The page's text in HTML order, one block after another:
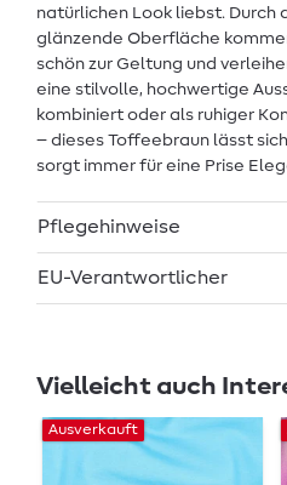
natürlichen Look liebst. Durch
glänzende Oberfläche
schön zur Geltung und
eine stilvolle, hochwertige
kombiniert oder als ruhiger
– dieses Toffeebraun lässt
sorgt immer für eine Prise
Pflegehinweise
EU-Verantwortlicher
Vielleicht auch
Ausverkauft